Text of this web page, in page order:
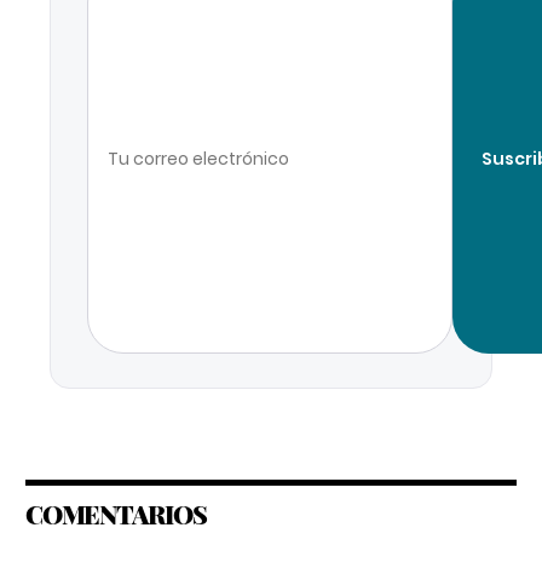
COMENTARIOS